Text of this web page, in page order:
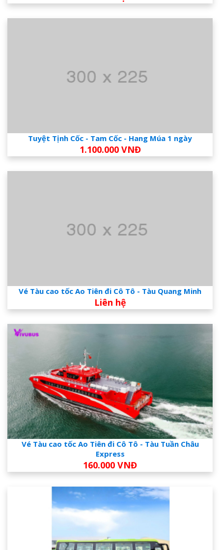
Tuyệt Tịnh Cốc - Tam Cốc - Hang Múa 1 ngày
1.100.000 VNĐ
Vé Tàu cao tốc Ao Tiên đi Cô Tô - Tàu Quang Minh
Liên hệ
Vé Tàu cao tốc Ao Tiên đi Cô Tô - Tàu Tuần Châu
Express
160.000 VNĐ